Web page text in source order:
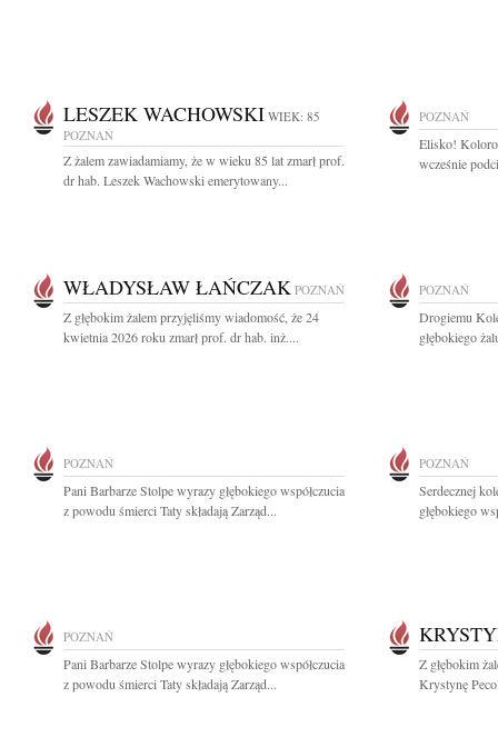
LESZEK WACHOWSKI WIEK: 85
POZNAŃ
Z żalem zawiadamiamy, że w wieku 85 lat zmarł prof.
dr hab. Leszek Wachowski emerytowany...
POZNAŃ
Elisko!
wcześnie
WŁADYSŁAW ŁAŃCZAK POZNAŃ
Z głębokim żalem przyjęliśmy wiadomość, że 24
kwietnia 2026 roku zmarł prof. dr hab. inż....
POZNAŃ
Drogiemu
głębokiego
POZNAŃ
Pani Barbarze Stolpe wyrazy głębokiego współczucia
z powodu śmierci Taty składają Zarząd...
POZNAŃ
Serdecznej
głębokiego
POZNAŃ
Pani Barbarze Stolpe wyrazy głębokiego współczucia
z powodu śmierci Taty składają Zarząd...
Z głębokim
Krystynę